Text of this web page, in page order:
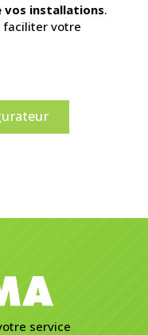
vos installations.
faciliter votre
service